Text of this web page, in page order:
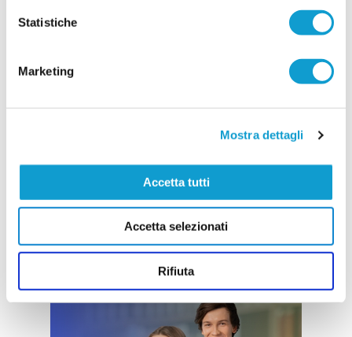
Statistiche
Marketing
Mostra dettagli
Accetta tutti
Accetta selezionati
Rifiuta